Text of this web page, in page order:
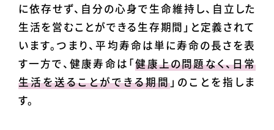
に依存せず、自分の心身で生命維持し、自立した
生活を営むことができる生存期間」と定義されて
います。つまり、平均寿命は単に寿命の長さを表
す一方で、健康寿命は「健康上の問題なく、日常
生活を送ることができる期間」のことを指しま
す。